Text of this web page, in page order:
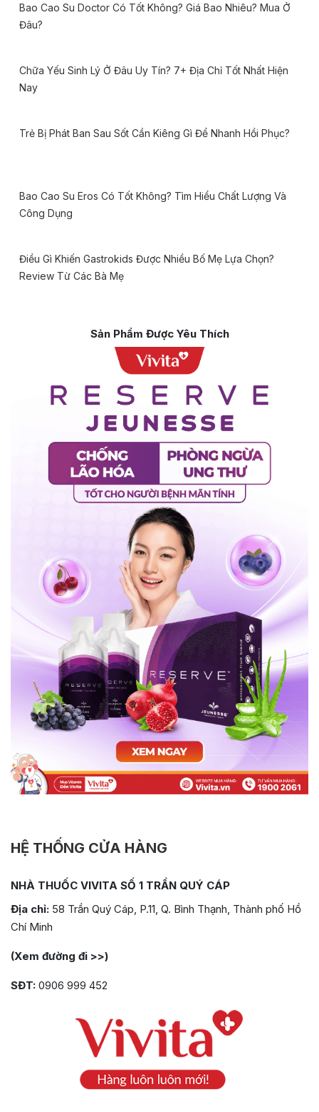
Bao Cao Su Doctor Có Tốt Không? Giá Bao Nhiêu? Mua Ở
Đâu?
Chữa Yếu Sinh Lý Ở Đâu Uy Tín? 7+ Địa Chỉ Tốt Nhất Hiện
Nay
Trẻ Bị Phát Ban Sau Sốt Cần Kiêng Gì Để Nhanh Hồi Phục?
Bao Cao Su Eros Có Tốt Không? Tìm Hiểu Chất Lượng Và
Công Dụng
Điều Gì Khiến Gastrokids Được Nhiều Bố Mẹ Lựa Chọn?
Review Từ Các Bà Mẹ
Sản Phẩm Được Yêu Thích
HỆ THỐNG CỬA HÀNG
NHÀ THUỐC VIVITA SỐ 1 TRẦN QUÝ CÁP
Địa chỉ: 58 Trần Quý Cáp, P.11, Q. Bình Thạnh, Thành phố Hồ
Chí Minh
(Xem đường đi >>)
SĐT: 0906 999 452